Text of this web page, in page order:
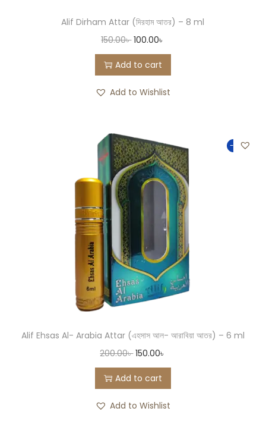
Alif Dirham Attar (দিরহাম আতর) – 8 ml
150.00৳ 100.00৳
Add to cart
Add to Wishlist
-25%
Alif Ehsas Al- Arabia Attar (এহসাস আল- আরাবিয়া আতর) – 6 ml
200.00৳ 150.00৳
Add to cart
Add to Wishlist